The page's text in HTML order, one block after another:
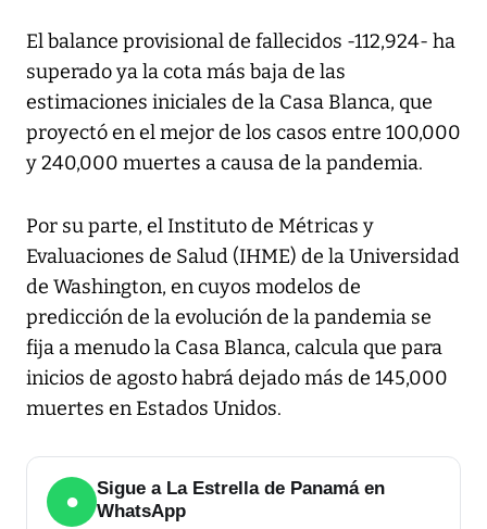
El balance provisional de fallecidos -112,924- ha
superado ya la cota más baja de las
estimaciones iniciales de la Casa Blanca, que
proyectó en el mejor de los casos entre 100,000
y 240,000 muertes a causa de la pandemia.
Por su parte, el Instituto de Métricas y
Evaluaciones de Salud (IHME) de la Universidad
de Washington, en cuyos modelos de
predicción de la evolución de la pandemia se
fija a menudo la Casa Blanca, calcula que para
inicios de agosto habrá dejado más de 145,000
muertes en Estados Unidos.
●
Sigue a La Estrella de Panamá en
WhatsApp